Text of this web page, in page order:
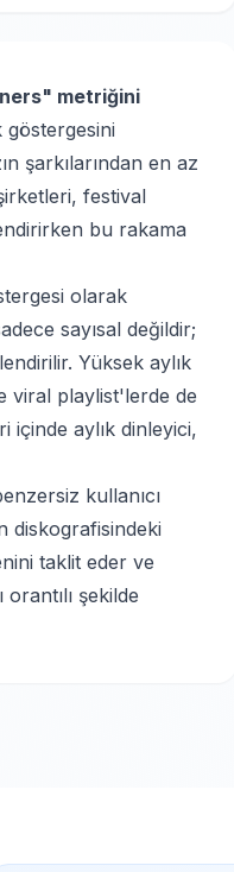
metriğini
şarkılarından en az
festival
bu rakama
olarak
sayısal değildir;
Yüksek aylık
viral playlist'lerde de
içinde aylık dinleyici,
kullanıcı
diskografisindeki
taklit eder ve
şekilde